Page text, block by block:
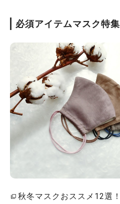
必須アイテムマスク特集
秋冬マスクおススメ12選！